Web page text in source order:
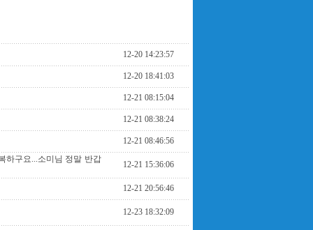
12-20 14:23:57
12-20 18:41:03
12-21 08:15:04
12-21 08:38:24
12-21 08:46:56
하구요...소미님 정말 반갑
12-21 15:36:06
12-21 20:56:46
12-23 18:32:09